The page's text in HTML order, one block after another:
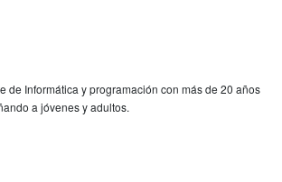
de Informática y programación con más de 20 años
a jóvenes y adultos.